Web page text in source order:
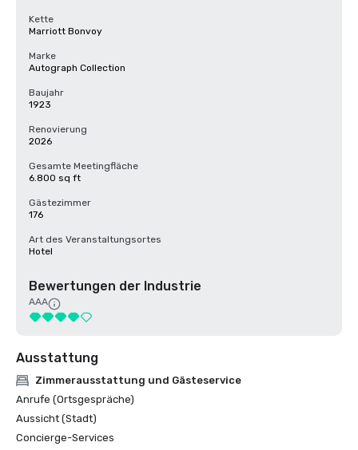
Kette
Marriott Bonvoy
Marke
Autograph Collection
Baujahr
1923
Renovierung
2026
Gesamte Meetingfläche
6.800 sq ft
Gästezimmer
176
Art des Veranstaltungsortes
Hotel
Bewertungen der Industrie
AAA
Ausstattung
Zimmerausstattung und Gästeservice
Anrufe (Ortsgespräche)
Aussicht (Stadt)
Concierge-Services